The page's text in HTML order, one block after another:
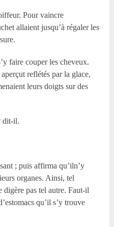
Pour vaincre
allaient jusqu’à régaler les
faire couper les cheveux.
reflétés par la glace,
leurs doigts sur des
dit-il.
; puis affirma qu’iln’y
organes. Ainsi, tel
digère pas tel autre. Faut-il
qu’il s’y trouve